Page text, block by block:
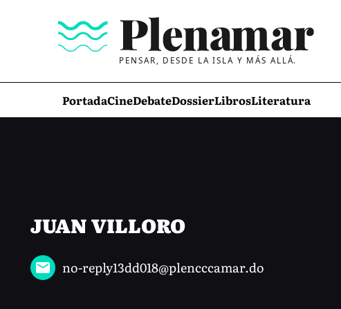
PENSAR, DESDE LA ISLA Y MÁS ALLÁ.
PortadaCineDebateDossierLibrosLiteratura
JUAN VILLORO
no-reply13dd018@plencccamar.do